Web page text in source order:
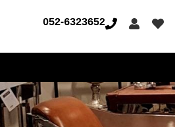
052-6323652